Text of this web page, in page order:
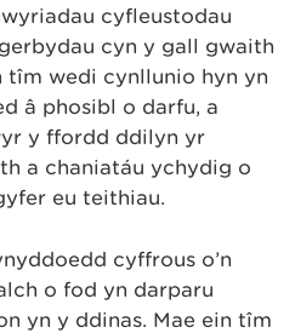
cyfleustodau
cyn y gall gwaith
tîm wedi cynllunio hyn yn
â phosibl o darfu, a
y ffordd ddilyn yr
a chaniatáu ychydig o
eu teithiau.
cyffrous o’n
o fod yn darparu
yn y ddinas. Mae ein tîm